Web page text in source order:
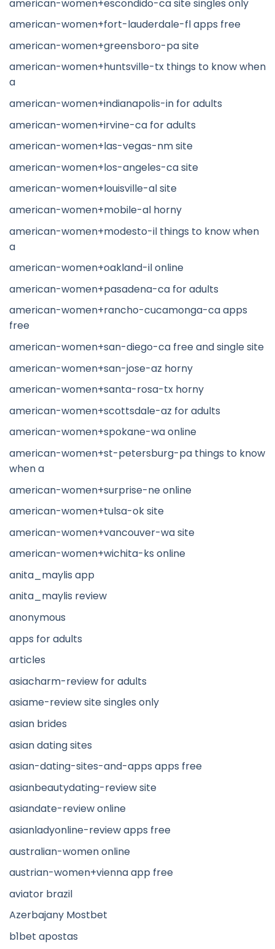
american-women+escondido-ca site singles only
american-women+fort-lauderdale-fl apps free
american-women+greensboro-pa site
american-women+huntsville-tx things to know when
a
american-women+indianapolis-in for adults
american-women+irvine-ca for adults
american-women+las-vegas-nm site
american-women+los-angeles-ca site
american-women+louisville-al site
american-women+mobile-al horny
american-women+modesto-il things to know when
a
american-women+oakland-il online
american-women+pasadena-ca for adults
american-women+rancho-cucamonga-ca apps
free
american-women+san-diego-ca free and single site
american-women+san-jose-az horny
american-women+santa-rosa-tx horny
american-women+scottsdale-az for adults
american-women+spokane-wa online
american-women+st-petersburg-pa things to know
when a
american-women+surprise-ne online
american-women+tulsa-ok site
american-women+vancouver-wa site
american-women+wichita-ks online
anita_maylis app
anita_maylis review
anonymous
apps for adults
articles
asiacharm-review for adults
asiame-review site singles only
asian brides
asian dating sites
asian-dating-sites-and-apps apps free
asianbeautydating-review site
asiandate-review online
asianladyonline-review apps free
australian-women online
austrian-women+vienna app free
aviator brazil
Azerbajany Mostbet
b1bet apostas